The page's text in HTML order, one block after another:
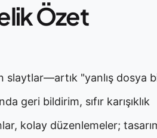
Özet
slaytlar—artık "yanlış dosya
geri bildirim, sıfır karışıklık
kolay düzenlemeler;